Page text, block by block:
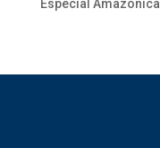
Especial Amazónica